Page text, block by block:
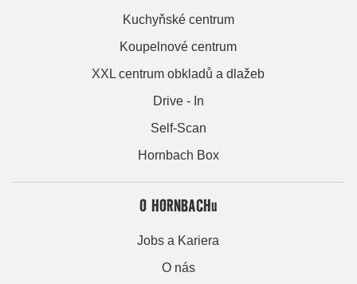
Kuchyňské centrum
Koupelnové centrum
XXL centrum obkladů a dlažeb
Drive - In
Self-Scan
Hornbach Box
O HORNBACHu
Jobs a Kariera
O nás